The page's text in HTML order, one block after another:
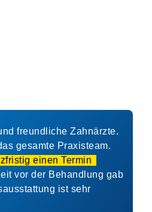
freundliche Zahnärzte.
gesamte Praxisteam.
einen Termin
vor der Behandlung gab
ist sehr